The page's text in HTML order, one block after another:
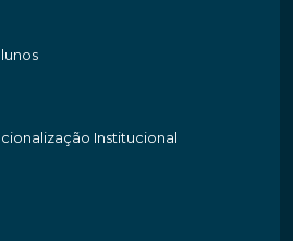
Institucional